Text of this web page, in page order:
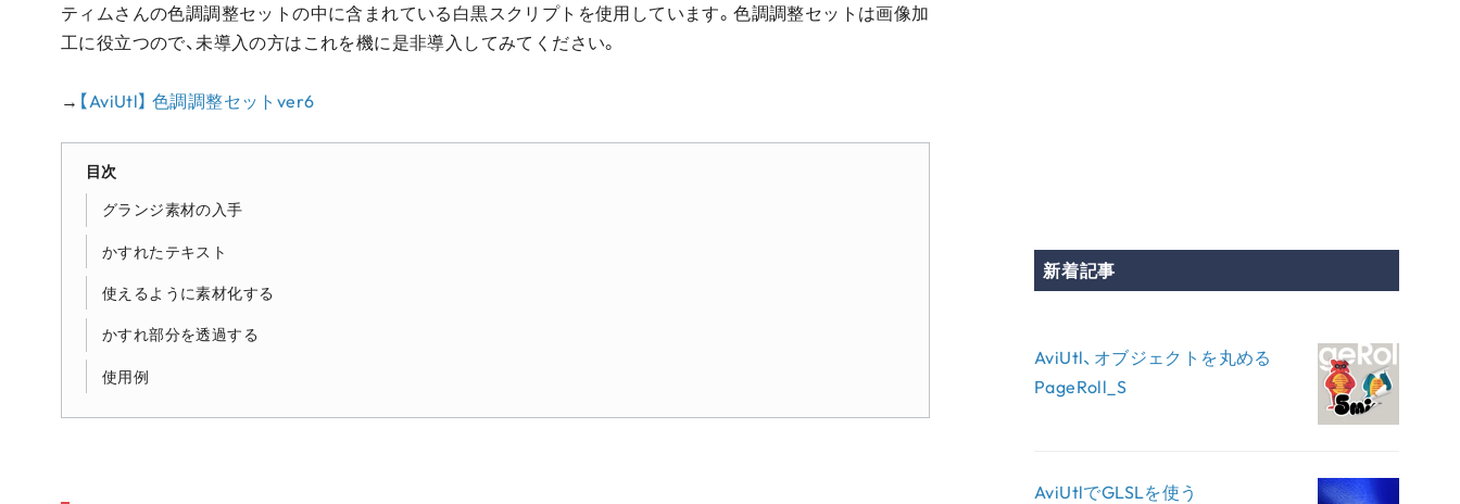
ティムさんの色調調整セットの中に含まれている白黒スクリプトを使用しています。色調調整セットは画像加
工に役立つので、未導入の方はこれを機に是非導入してみてください。
→ 【AviUtl】 色調調整セットver6
目次
グランジ素材の入手
かすれたテキスト
使えるように素材化する
かすれ部分を透過する
使用例
新着記事
AviUtl、オブジェクトを丸める
PageRoll_S
AviUtlでGLSLを使う